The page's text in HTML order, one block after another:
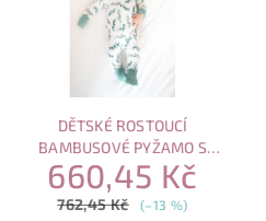
DĚTSKÉ ROSTOUCÍ
BAMBUSOVÉ PYŽAMO S
MAGNETICKÝM ZAPÍNÁNÍM –
EUKALYPTUS
660,45 Kč
762,45 Kč (–13 %)